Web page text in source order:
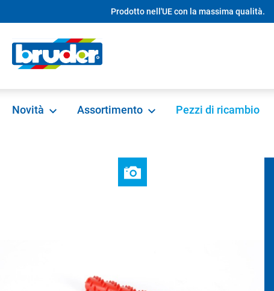
Passa alla navigazione principaleProdotto nell'UE con la massima qualità.
Novità Assortimento Pezzi di ricambio